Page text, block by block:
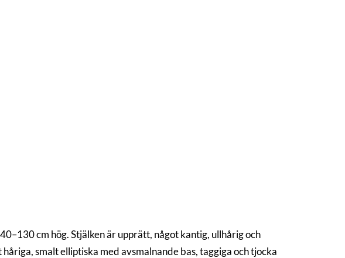
cm hög. Stjälken är upprätt, något kantig, ullhårig och
smalt elliptiska med avsmalnande bas, taggiga och tjocka